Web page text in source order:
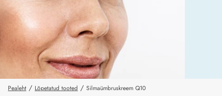
Pealeht / Lõpetatud tooted / Silmaümbruskreem Q10